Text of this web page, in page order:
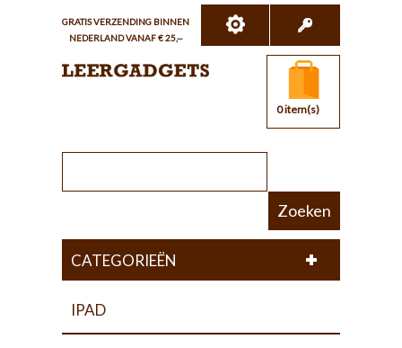
GRATIS VERZENDING BINNEN
NEDERLAND VANAF € 25,--
0 item(s)
Zoeken
CATEGORIEËN
IPAD